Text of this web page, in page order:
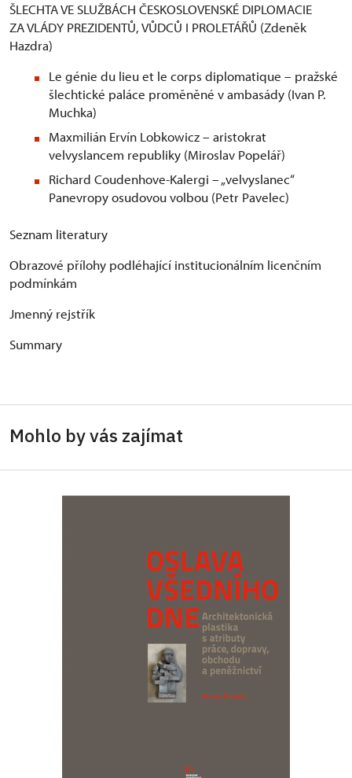
ŠLECHTA VE SLUŽBÁCH ČESKOSLOVENSKÉ DIPLOMACIE
ZA VLÁDY PREZIDENTŮ, VŮDCŮ I PROLETÁŘŮ (Zdeněk
Hazdra)
Le génie du lieu et le corps diplomatique – pražské
šlechtické paláce proměněné v ambasády (Ivan P.
Muchka)
Maxmilián Ervín Lobkowicz – aristokrat
velvyslancem republiky (Miroslav Popelář)
Richard Coudenhove-Kalergi – „velvyslanec“
Panevropy osudovou volbou (Petr Pavelec)
Seznam literatury
Obrazové přílohy podléhající institucionálním licenčním
podmínkám
Jmenný rejstřík
Summary
Mohlo by vás zajímat